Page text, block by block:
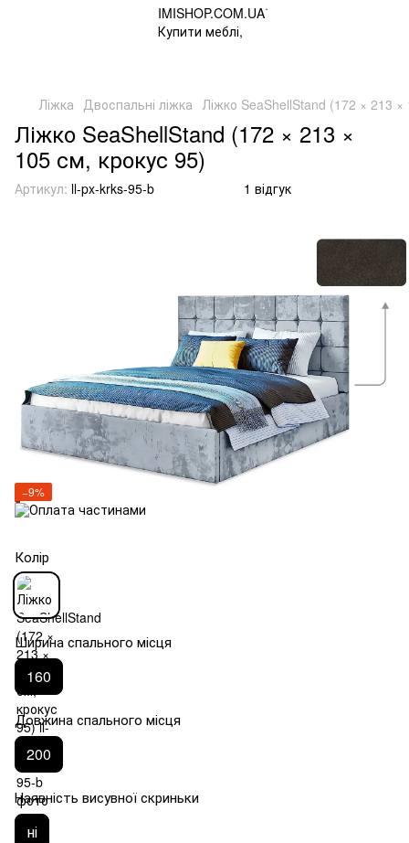
Ліжка Двоспальні ліжка Ліжко SeaShellStand (172 × 213
Ліжко SeaShellStand (172 × 213 ×
105 см, крокус 95)
Артикул: ll-px-krks-95-b 1 відгук
−9%
Колір
Ширина спального місця
160
Довжина спального місця
200
Наявність висувної скриньки
ні